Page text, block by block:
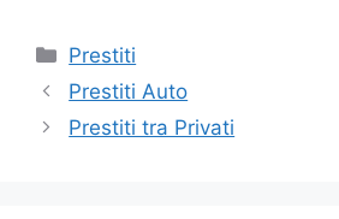
Categorie
Prestiti
Prestiti Auto
Prestiti tra Privati